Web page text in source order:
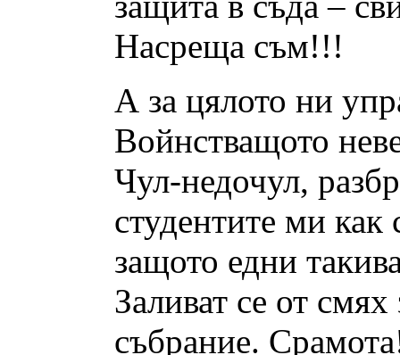
Насреща съм!!!
А за цялото ни
Войнстващото
Чул-недочул,
студентите ми
защото едни
Заливат се от
събрание.